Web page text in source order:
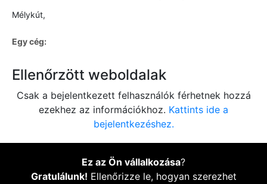
Mélykút,
Egy cég:
Ellenőrzött weboldalak
Csak a bejelentkezett felhasználók férhetnek hozzá
ezekhez az információkhoz. Kattints ide a
bejelentkezéshez.
Ez az Ön vállalkozása?
Gratulálunk! Ellenőrizze le, hogyan szerezhet